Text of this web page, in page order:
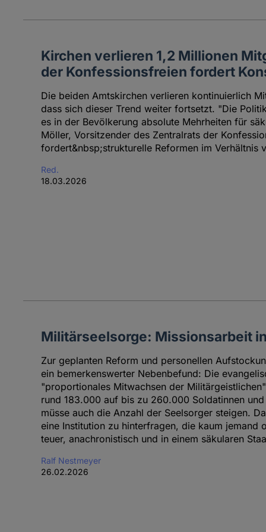
Kirchen verlieren 1,2 Millionen
der Konfessionsfreien fordert
Die beiden Amtskirchen verlieren kontinuierlich
dass sich dieser Trend weiter fortsetzt. "Die
es in der Bevölkerung absolute Mehrheiten für
Möller, Vorsitzender des Zentralrats der
fordert&nbsp;strukturelle Reformen im Verhältnis
Red.
18.03.2026
Militärseelsorge: Missionsarbeit
Zur geplanten Reform und personellen
ein bemerkenswerter Nebenbefund: Die
"proportionales Mitwachsen der
rund 183.000 auf bis zu 260.000 Soldatinnen
müsse auch die Anzahl der Seelsorger steigen.
eine Institution zu hinterfragen, die kaum jemand
teuer, anachronistisch und in einem säkularen
Ralf Nestmeyer
26.02.2026